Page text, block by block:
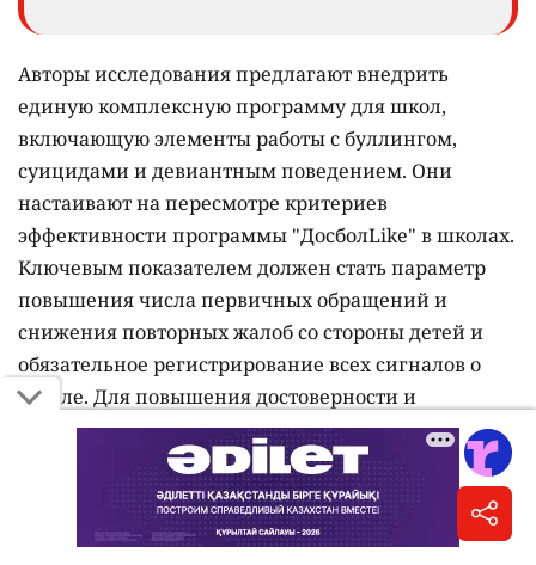
Авторы исследования предлагают внедрить
единую комплексную программу для школ,
включающую элементы работы с буллингом,
суицидами и девиантным поведением. Они
настаивают на пересмотре критериев
эффективности программы "ДосболLike" в школах.
Ключевым показателем должен стать параметр
повышения числа первичных обращений и
снижения повторных жалоб со стороны детей и
обязательное регистрирование всех сигналов о
травле. Для повышения достоверности и
выявления буллинга специалисты рекомендуют
дополнить (заменить) анкетные методы
ежемесячным проведением социометрии в
классах и проводить выборочные опросы детей о